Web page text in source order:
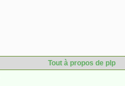
Tout à propos de plp